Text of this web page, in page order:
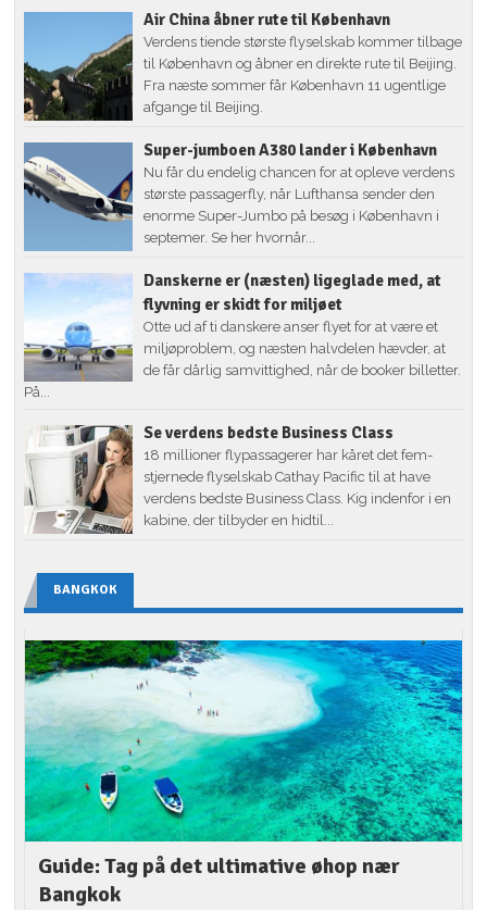
Air China åbner rute til København
Verdens tiende største flyselskab kommer tilbage
til København og åbner en direkte rute til Beijing.
Fra næste sommer får København 11 ugentlige
afgange til Beijing.
Super-jumboen A380 lander i København
Nu får du endelig chancen for at opleve verdens
største passagerfly, når Lufthansa sender den
enorme Super-Jumbo på besøg i København i
septemer. Se her hvornår...
Danskerne er (næsten) ligeglade med, at
flyvning er skidt for miljøet
Otte ud af ti danskere anser flyet for at være et
miljøproblem, og næsten halvdelen hævder, at
de får dårlig samvittighed, når de booker billetter.
På...
Se verdens bedste Business Class
18 millioner flypassagerer har kåret det fem-
stjernede flyselskab Cathay Pacific til at have
verdens bedste Business Class. Kig indenfor i en
kabine, der tilbyder en hidtil...
BANGKOK
Guide: Tag på det ultimative øhop nær
Bangkok